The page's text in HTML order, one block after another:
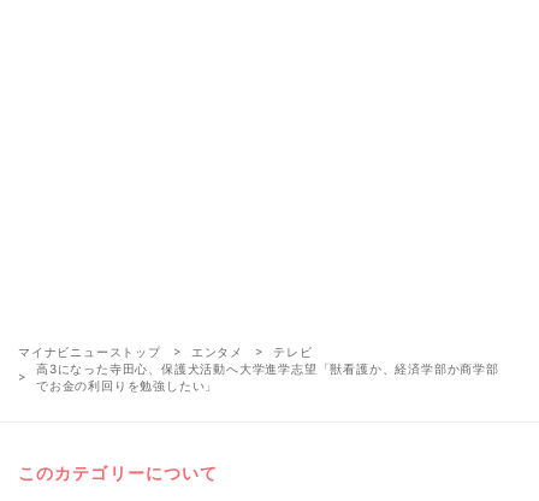
マイナビニューストップ エンタメ
テレビ
高3になった寺田心、保護犬活動へ大学進学志望「獣看護か、経済学部か商学部
でお金の利回りを勉強したい」
このカテゴリーについて